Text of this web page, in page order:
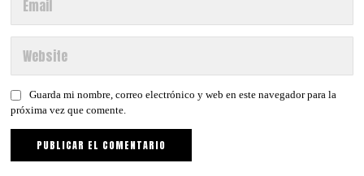
Guarda mi nombre, correo electrónico y web en este navegador para la
próxima vez que comente.